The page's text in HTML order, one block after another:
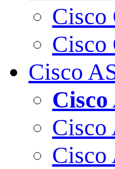
Cisco
Cisco
Cisco
Cisco
Cisco